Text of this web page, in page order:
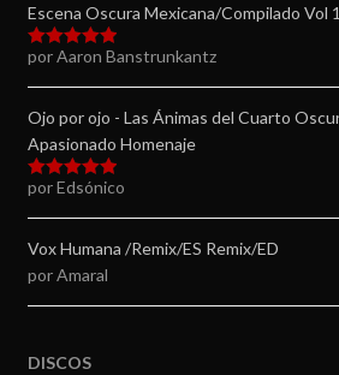
Escena Oscura Mexicana/Compilado Vol 1
Valorado en
por Aaron Banstrunkantz
Ojo por ojo - Las Ánimas del Cuarto
Apasionado Homenaje
Valorado en
por Edsónico
Vox Humana /Remix/ES Remix/ED
por Amaral
DISCOS